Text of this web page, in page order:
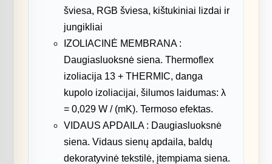
šviesa, RGB šviesa, kištukiniai lizdai ir
jungikliai
IZOLIACINĖ MEMBRANA :
Daugiasluoksnė siena. Thermoflex
izoliacija 13 + THERMIC, danga
kupolo izoliacijai, šilumos laidumas: λ
= 0,029 W / (mK). Termoso efektas.
VIDAUS APDAILA : Daugiasluoksnė
siena. Vidaus sienų apdaila, baldų
dekoratyvinė tekstilė, įtempiama siena.